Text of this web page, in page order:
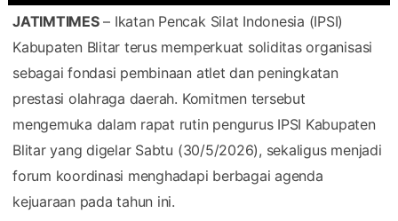
JATIMTIMES– Ikatan Pencak Silat Indonesia (IPSI)
Kabupaten Blitar terus memperkuat soliditas organisasi
sebagai fondasi pembinaan atlet dan peningkatan
prestasi olahraga daerah. Komitmen tersebut
mengemuka dalam rapat rutin pengurus IPSI Kabupaten
Blitar yang digelar Sabtu (30/5/2026), sekaligus menjadi
forum koordinasi menghadapi berbagai agenda
kejuaraan pada tahun ini.